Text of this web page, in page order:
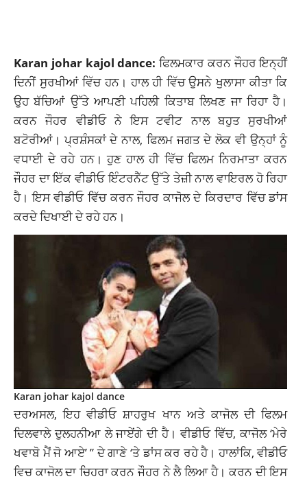
Karan johar kajol dance:ਫਿਲਮਕਾਰ ਕਰਨ ਜੌਹਰ ਇਨ੍ਹੀਂ
ਦਿਨੀਂ ਸੁਰਖੀਆਂ ਵਿੱਚ ਹਨ। ਹਾਲ ਹੀ ਵਿੱਚ ਉਸਨੇ ਖੁਲਾਸਾ ਕੀਤਾ ਕਿ
ਉਹ ਬੱਚਿਆਂ ਉੱਤੇ ਆਪਣੀ ਪਹਿਲੀ ਕਿਤਾਬ ਲਿਖਣ ਜਾ ਰਿਹਾ ਹੈ।
ਕਰਨ ਜੌਹਰ ਵੀਡੀਓ ਨੇ ਇਸ ਟਵੀਟ ਨਾਲ ਬਹੁਤ ਸੁਰਖੀਆਂ
ਬਟੋਰੀਆਂ। ਪ੍ਰਸ਼ੰਸਕਾਂ ਦੇ ਨਾਲ, ਫਿਲਮ ਜਗਤ ਦੇ ਲੋਕ ਵੀ ਉਨ੍ਹਾਂ ਨੂੰ
ਵਧਾਈ ਦੇ ਰਹੇ ਹਨ। ਹੁਣ ਹਾਲ ਹੀ ਵਿੱਚ ਫਿਲਮ ਨਿਰਮਾਤਾ ਕਰਨ
ਜੌਹਰ ਦਾ ਇੱਕ ਵੀਡੀਓ ਇੰਟਰਨੈੱਟ ਉੱਤੇ ਤੇਜ਼ੀ ਨਾਲ ਵਾਇਰਲ ਹੋ ਰਿਹਾ
ਹੈ। ਇਸ ਵੀਡੀਓ ਵਿੱਚ ਕਰਨ ਜੌਹਰ ਕਾਜੋਲ ਦੇ ਕਿਰਦਾਰ ਵਿੱਚ ਡਾਂਸ
ਕਰਦੇ ਦਿਖਾਈ ਦੇ ਰਹੇ ਹਨ।
Karan johar kajol dance
ਦਰਅਸਲ, ਇਹ ਵੀਡੀਓ ਸ਼ਾਹਰੁਖ ਖਾਨ ਅਤੇ ਕਾਜੋਲ ਦੀ ਫਿਲਮ
ਦਿਲਵਾਲੇ ਦੁਲਹਨੀਆ ਲੇ ਜਾਏਂਗੇ ਦੀ ਹੈ। ਵੀਡੀਓ ਵਿੱਚ, ਕਾਜੋਲ ‘ਮੇਰੇ
ਖਵਾਬੋ ਮੈਂ ਜੋ ਆਏ’ ” ਦੇ ਗਾਣੇ ‘ਤੇ ਡਾਂਸ ਕਰ ਰਹੇ ਹੈ। ਹਾਲਾਂਕਿ, ਵੀਡੀਓ
ਵਿਚ ਕਾਜੋਲ ਦਾ ਚਿਹਰਾ ਕਰਨ ਜੌਹਰ ਨੇ ਲੈ ਲਿਆ ਹੈ। ਕਰਨ ਦੀ ਇਸ